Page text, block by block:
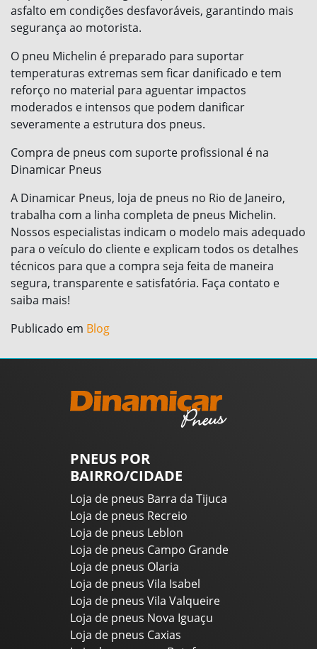
asfalto em condições desfavoráveis, garantindo mais
segurança ao motorista.
O pneu Michelin é preparado para suportar
temperaturas extremas sem ficar danificado e tem
reforço no material para aguentar impactos
moderados e intensos que podem danificar
severamente a estrutura dos pneus.
Compra de pneus com suporte profissional é na
Dinamicar Pneus
A Dinamicar Pneus, loja de pneus no Rio de Janeiro,
trabalha com a linha completa de pneus Michelin.
Nossos especialistas indicam o modelo mais adequado
para o veículo do cliente e explicam todos os detalhes
técnicos para que a compra seja feita de maneira
segura, transparente e satisfatória. Faça contato e
saiba mais!
Publicado em Blog
PNEUS POR
BAIRRO/CIDADE
Loja de pneus Barra da Tijuca
Loja de pneus Recreio
Loja de pneus Leblon
Loja de pneus Campo Grande
Loja de pneus Olaria
Loja de pneus Vila Isabel
Loja de pneus Vila Valqueire
Loja de pneus Nova Iguaçu
Loja de pneus Caxias